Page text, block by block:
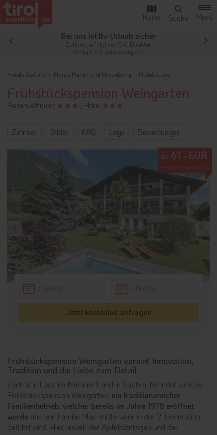
Ihr Traumurlaub beginnt hier!
Von der Buchung bis zum Aufenthalt,
der gesamte Ablauf ist unkompliziert
Hotels Südtirol Hotels Meran und Umgebung Hotels Lana
Frühstückspension Weingarten
Ferienwohnung | Hotel
Zimmer Bilder FAQ Lage Bewertungen
ab 61 - EUR
Jetzt kostenlos anfragen
Frühstückspension Weingarten vereint Innovation,
Tradition und die Liebe zum Detail
Zentral in Lana im Meraner Land in Südtirol befindet sich die
Frühstückspension Weingarten, ein traditionsreicher
Familienbetrieb, welcher bereits im Jahre 1978 eröffnet
wurde und von Familie Mair mittlerweile in der 2. Generation
geführt wird. Hier, unweit der Apfelplantagen und der